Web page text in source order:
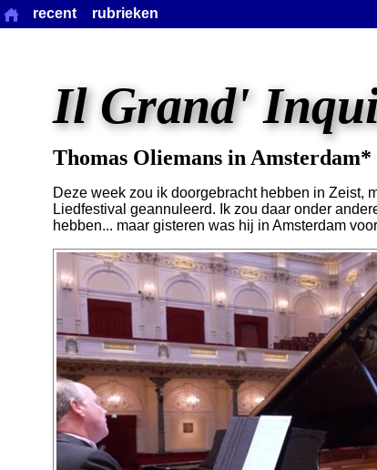
Il Grand'
Thomas Oliemans in Amsterdam*
Deze week zou ik doorgebracht hebben in Zeist,
Liedfestival geannuleerd. Ik zou daar onder
hebben... maar gisteren was hij in Amsterdam
recent rubrieken